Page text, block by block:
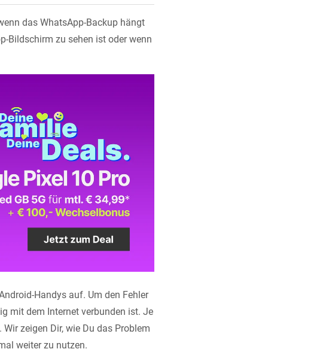
das WhatsApp-Backup hängt
Bildschirm zu sehen ist oder wenn
Handys auf. Um den Fehler
mit dem Internet verbunden ist. Je
zeigen Dir, wie Du das Problem
weiter zu nutzen.